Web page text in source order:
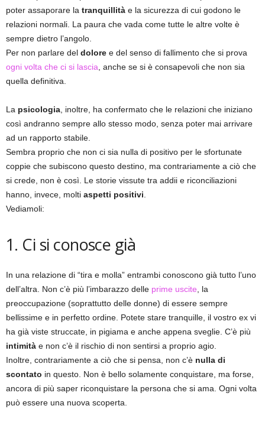
poter assaporare la tranquillità e la sicurezza di cui godono le
relazioni normali. La paura che vada come tutte le altre volte è
sempre dietro l’angolo.
Per non parlare del dolore e del senso di fallimento che si prova
ogni volta che ci si lascia , anche se si è consapevoli che non sia
quella definitiva.
La psicologia , inoltre, ha confermato che le relazioni che iniziano
così andranno sempre allo stesso modo, senza poter mai arrivare
ad un rapporto stabile.
Sembra proprio che non ci sia nulla di positivo per le sfortunate
coppie che subiscono questo destino, ma contrariamente a ciò che
si crede, non è così. Le storie vissute tra addii e riconciliazioni
hanno, invece, molti aspetti positivi
Vediamoli:
1. Ci si conosce già
In una relazione di “tira e molla” entrambi conoscono già tutto l’uno
dell’altra. Non c’è più l’imbarazzo delle prime uscite , la
preoccupazione (soprattutto delle donne) di essere sempre
bellissime e in perfetto ordine. Potete stare tranquille, il vostro ex vi
ha già viste struccate, in pigiama e anche appena sveglie. C’è più
intimità e non c’è il rischio di non sentirsi a proprio agio.
Inoltre, contrariamente a ciò che si pensa, non c’è nulla di
scontato in questo. Non è bello solamente conquistare, ma forse,
ancora di più saper riconquistare la persona che si ama. Ogni volta
può essere una nuova scoperta.